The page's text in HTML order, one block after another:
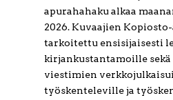
apurahahaku alkaa
2026. Kuvaajien
tarkoitettu ensisijaisesti
kirjankustantamoille sekä
viestimien
työskenteleville ja